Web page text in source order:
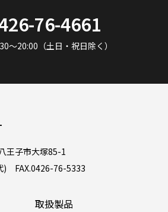
76-4661
～20:00（土日・祝日除く）
王子市大塚85-1
) FAX.0426-76-5333
取扱製品